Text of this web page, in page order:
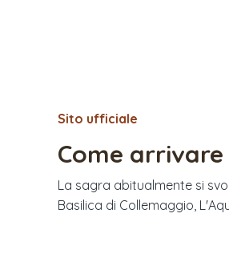
Sito ufficiale
Come arrivare
La sagra abitualmente si
Basilica di Collemaggio,